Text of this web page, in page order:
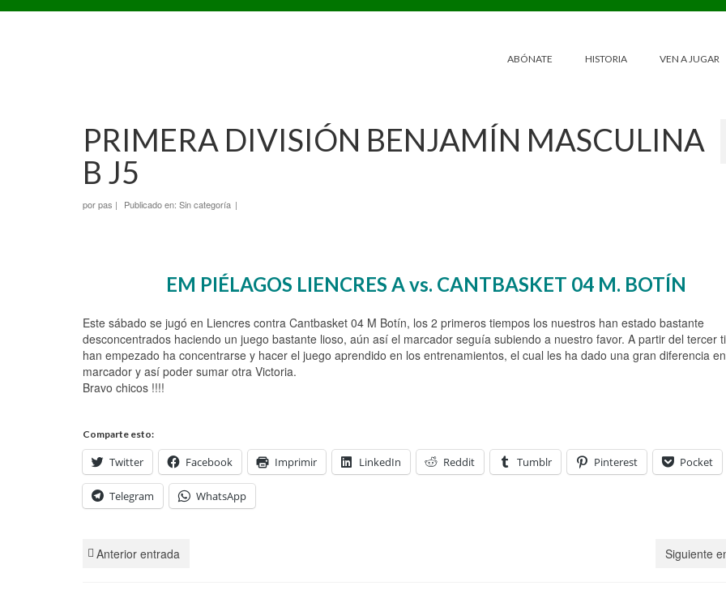
ABÓNATE HISTORIA VEN A JUGAR
PRIMERA DIVISIÓN BENJAMÍN MASCULINA
B J5
porpas | Publicado en: Sin categoría |
EM PIÉLAGOS LIENCRES A vs. CANTBASKET 04 M. BOTÍN
Este sábado se jugó en Liencres contra Cantbasket 04 M Botín, los 2 primeros tiempos los nuestros han estado bastante
desconcentrados haciendo un juego bastante lioso, aún así el marcador seguía subiendo a nuestro favor. A partir del tercer
han empezado ha concentrarse y hacer el juego aprendido en los entrenamientos, el cual les ha dado una gran diferencia
marcador y así poder sumar otra Victoria.
Bravo chicos !!!!
Comparte esto:
Twitter Facebook Imprimir LinkedIn Reddit Tumblr Pinterest Pocket
Telegram WhatsApp
Anterior entrada Siguiente